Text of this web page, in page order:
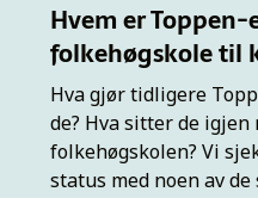
Hvem er Toppen-
folkehøgskole til
Hva gjør tidligere
de? Hva sitter de igjen
folkehøgskolen? Vi
status med noen av